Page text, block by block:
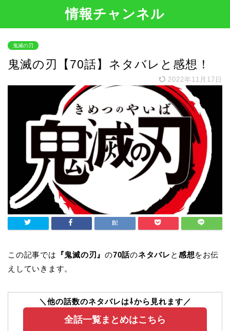
情報チャンネル
鬼滅の刃
鬼滅の刃【70話】ネタバレと感想！
2022年11月17日
この記事では 『鬼滅の刃』の70話のネタバレ と 感想をお伝
えしていきます。
＼他の話数のネタバレは⇩から見れます／
全話一覧まとめはこちら